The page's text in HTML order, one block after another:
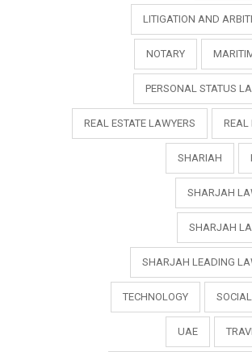
LITIGATION AND
NOTARY
PERSONAL STATUS
REAL
REAL ESTATE LAWYERS
SHARIAH
SHARJAH
SHARJAH
SHARJAH LEADING
TECHNOLOGY
UAE